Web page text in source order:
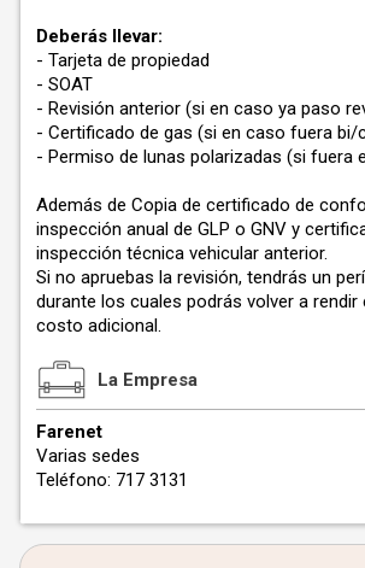
Deberás llevar:
- Tarjeta de propiedad
- SOAT
- Revisión anterior (si en caso ya paso
- Certificado de gas (si en caso fuera bi/
- Permiso de lunas polarizadas (si fuera
Además de Copia de certificado de
inspección anual de GLP o GNV y
inspección técnica vehicular anterior.
Si no apruebas la revisión, tendrás un
durante los cuales podrás volver a rendir
costo adicional.
La Empresa
Farenet
Varias sedes
Teléfono: 717 3131